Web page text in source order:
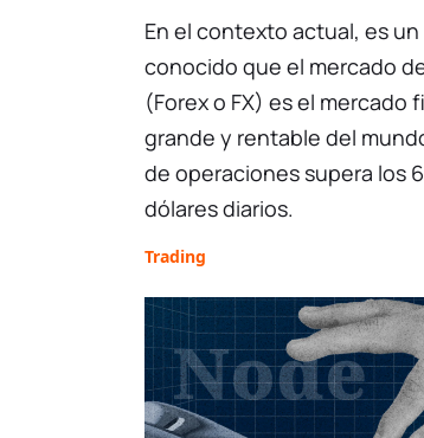
En el contexto actual, es
conocido que el mercado
(Forex o FX) es el mercado
grande y rentable del
de operaciones supera los
dólares diarios.
Trading